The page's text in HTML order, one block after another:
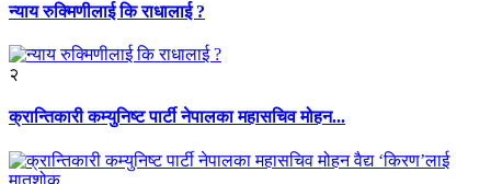
न्याय रुक्मिणीलाई कि राधालाई ?
२
क्रान्तिकारी कम्युनिष्ट पार्टी नेपालका महासचिव मोहन...